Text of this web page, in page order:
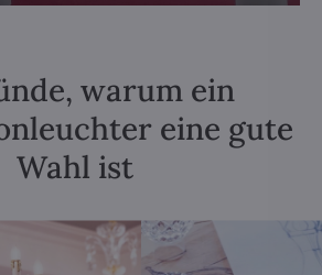
warum ein
eine gute
Wahl ist